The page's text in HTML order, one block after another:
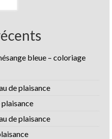
bleue – coloriage
de plaisance
plaisance
de plaisance